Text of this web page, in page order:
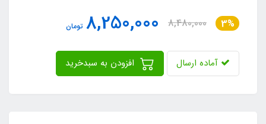
3%
8,480,000
8,250,000 تومان
آماده ارسال